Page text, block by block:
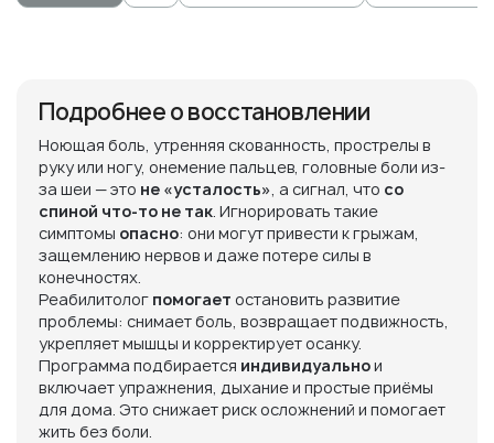
Подробнее о восстановлении
Ноющая боль, утренняя скованность, прострелы в
руку или ногу, онемение пальцев, головные боли из-
за шеи — это не «усталость», а сигнал, что со
спиной что-то не так. Игнорировать такие
симптомы опасно: они могут привести к грыжам,
защемлению нервов и даже потере силы в
конечностях.
Реабилитолог помогает остановить развитие
проблемы: снимает боль, возвращает подвижность,
укрепляет мышцы и корректирует осанку.
Программа подбирается индивидуальнои
включает упражнения, дыхание и простые приёмы
для дома. Это снижает риск осложнений и помогает
жить без боли.